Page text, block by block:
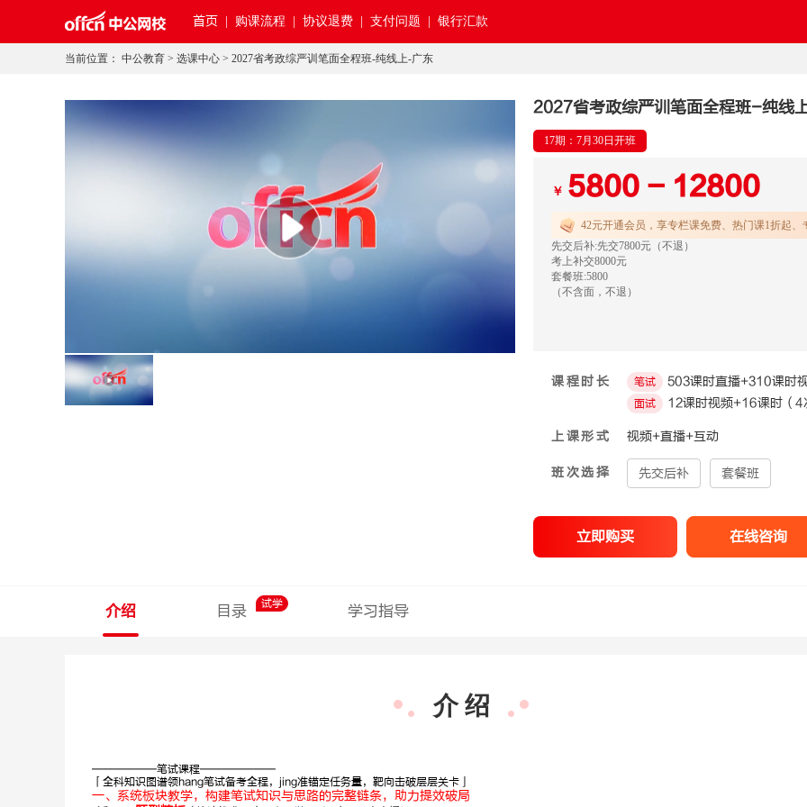
首页 购课流程 | 协议退费 | 支付问题 | 银行汇款
当前位置： 中公教育 > 选课中心 > 2027省考政综严训笔面全程班-纯线上-广东
2027省考政综严训笔面全程班-纯线
17期：7月30日开班
￥ 5800 - 12800
42元开通会员，享专栏课免费、热门课1折起
先交后补:先交7800元（不退）
考上补交8000元
套餐班:5800
（不含面，不退）
课程时长 笔试 503课时直播+310课时
面试 12课时视频+16课时（
上课形式 视频+直播+互动
班次选择 先交后补 套餐班
立即购买 在线咨询
介绍 目录 试学 学习指导
介 绍
——————笔试课程———————
「全科知识图谱领hang笔试备考全程，jing准锚定任务量，靶向击破层层关卡」
一、系统板块教学，构建笔试知识与思路的完整链条，助力提效破局